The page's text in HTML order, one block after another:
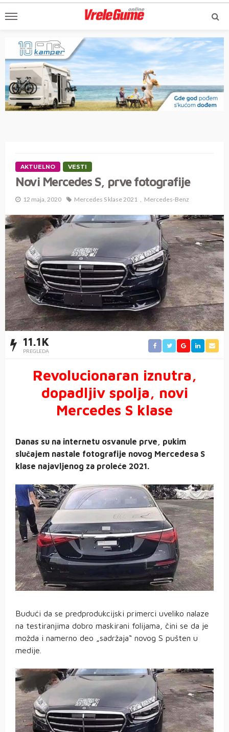
AKTUELNO VESTI
Novi Mercedes S, prve fotografije
12 maja, 2020 Mercedes S klase 2021 Mercedes-Benz
11.1K
PREGLEDA
Revolucionaran iznutra,
dopadljiv spolja, novi
Mercedes S klase
Danas su na internetu osvanule prve, pukim
slučajem nastale fotografije novog Mercedesa S
klase najavljenog za proleće 2021.
Budući da se predprodukcijski primerci uveliko nalaze
na testiranjima dobro maskirani folijama, čini se da je
možda i namerno deo „sadržaja“ novog S pušten u
medije.